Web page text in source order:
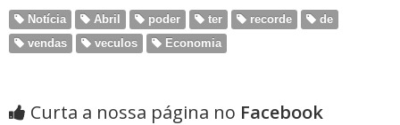
Notícia Abril poder ter recorde
de
vendas
veculos Economia
Curta a nossa página no Facebook